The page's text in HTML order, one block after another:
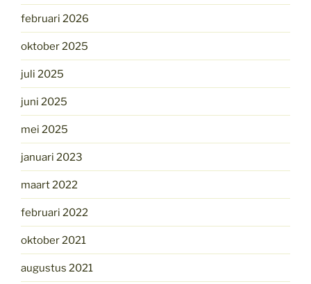
februari 2026
oktober 2025
juli 2025
juni 2025
mei 2025
januari 2023
maart 2022
februari 2022
oktober 2021
augustus 2021